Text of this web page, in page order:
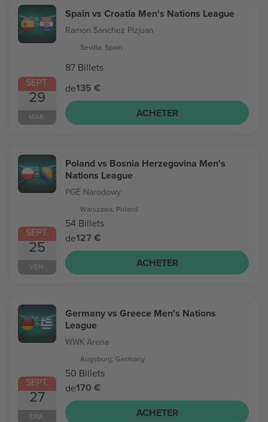
SEPT.
29
MAR.
Spain vs Croatia Men's Nations League
Ramon Sanchez Pizjuan
Sevilla, Spain
87 Billets
de135 €
ACHETER
SEPT.
25
VEN.
Poland vs Bosnia Herzegovina Men's
Nations League
PGE Narodowy
Warszawa, Poland
54 Billets
de127 €
ACHETER
SEPT.
27
DIM.
Germany vs Greece Men's Nations
League
WWK Arena
Augsburg, Germany
50 Billets
de170 €
ACHETER